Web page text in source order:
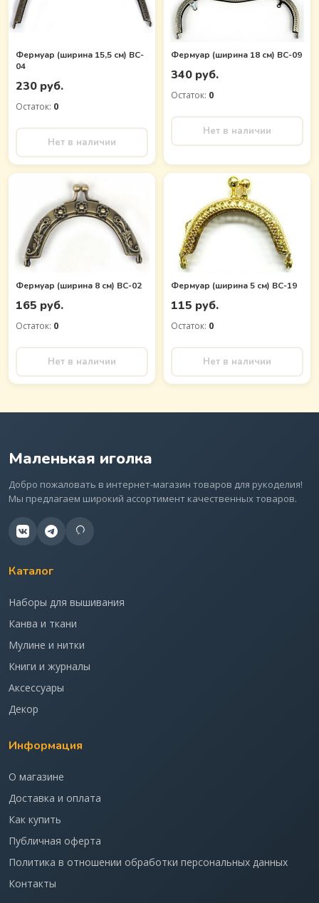
Фермуар (ширина 15,5 см) BC-
04
230 руб.
Остаток: 0
Нет в наличии
Фермуар (ширина 18 см) BC-09
340 руб.
Остаток: 0
Нет в наличии
Фермуар (ширина 8 см) BC-02
165 руб.
Остаток: 0
Нет в наличии
Фермуар (ширина 5 см) BC-19
115 руб.
Остаток: 0
Нет в наличии
Маленькая иголка
Добро пожаловать в интернет-магазин товаров для рукоделия!
Мы предлагаем широкий ассортимент качественных товаров.
Каталог
Наборы для вышивания
Канва и ткани
Мулине и нитки
Книги и журналы
Аксессуары
Декор
Информация
О магазине
Доставка и оплата
Как купить
Публичная оферта
Политика в отношении обработки персональных данных
Контакты